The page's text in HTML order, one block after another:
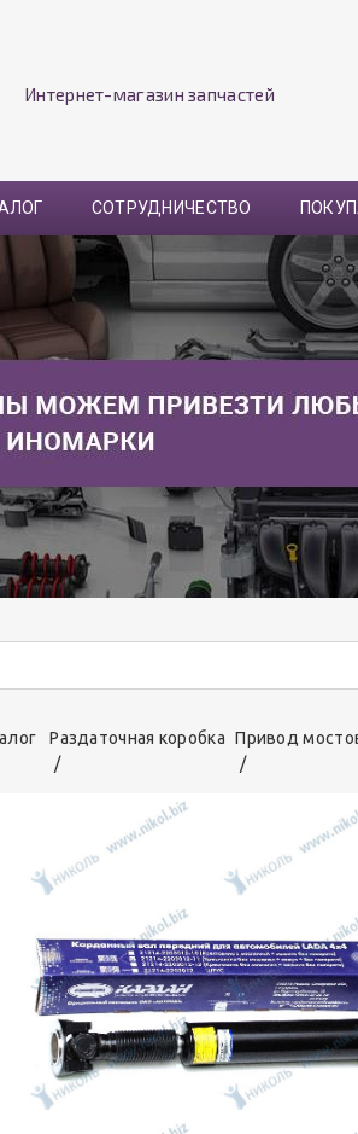
Интернет-магазин запчастей
СОТРУДНИЧЕСТВО
Раздаточная коробка Привод